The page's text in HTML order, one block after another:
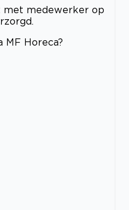
met medewerker op
Horeca?